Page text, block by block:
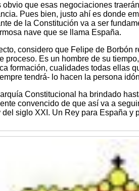
obvio que esas negociaciones
Pues bien, justo ahí es donde
de la Constitución va a ser
nave que se llama España.
considero que Felipe de Borbón
proceso. Es un hombre de su
formación, cualidades todas ellas
tendrá- lo hacen la persona
Constitucional ha brindado
convencido de que así va a
del siglo XXI. Un Rey para España y